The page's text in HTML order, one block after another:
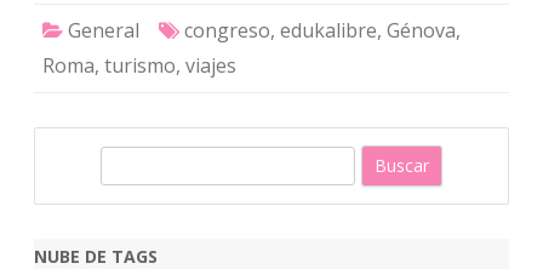
General congreso, edukalibre, Génova,
Roma, turismo, viajes
cNUBE DE TAGS